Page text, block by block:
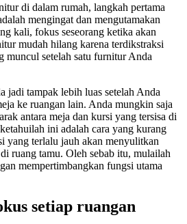
di dalam rumah, langkah pertama
mengingat dan mengutamakan
kali, fokus seseorang ketika akan
mudah hilang karena terdikstraksi
muncul setelah satu furnitur Anda
jadi tampak lebih luas setelah Anda
ke ruangan lain. Anda mungkin saja
antara meja dan kursi yang tersisa di
ini adalah cara yang kurang
yang terlalu jauh akan menyulitkan
ruang tamu. Oleh sebab itu, mulailah
mempertimbangkan fungsi utama
setiap ruangan